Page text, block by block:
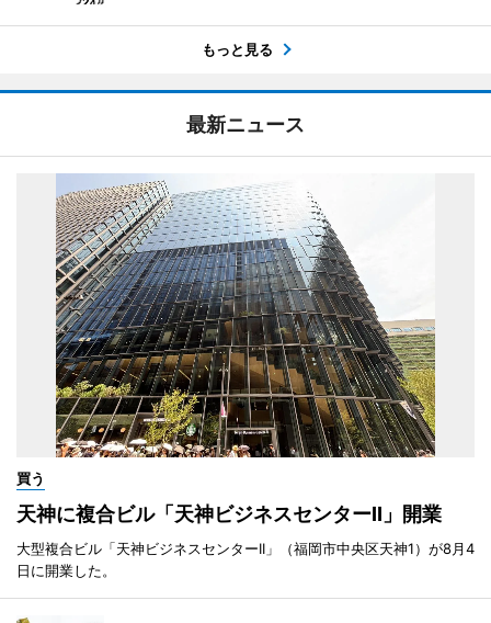
もっと見る
最新ニュース
買う
天神に複合ビル「天神ビジネスセンターII」開業
大型複合ビル「天神ビジネスセンターII」（福岡市中央区天神1）が8月4
日に開業した。